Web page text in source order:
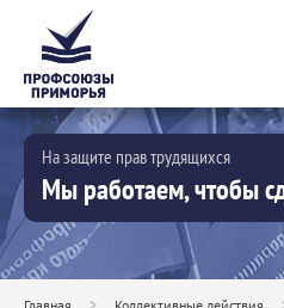
На защите прав трудящихся
Мы работаем, чтобы